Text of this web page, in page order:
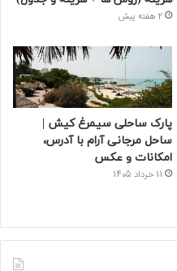
2 هفته پیش
پارک ساحلی سیمرغ کیش |
ساحل مرجانی آرام با آدرس،
امکانات و عکس
11 خرداد 1405